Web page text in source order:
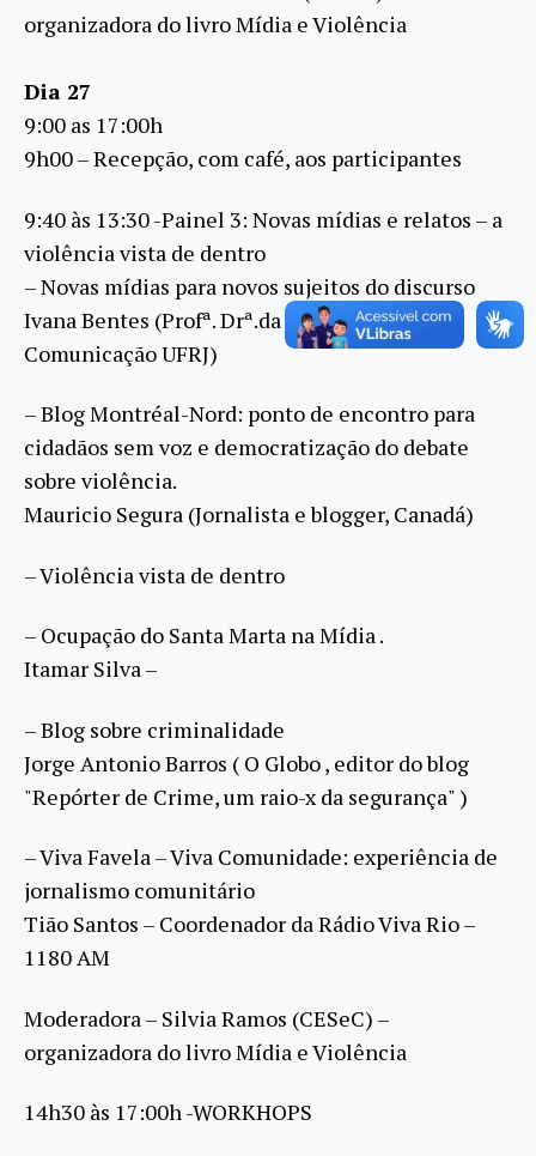
organizadora do livro Mídia e Violência
Dia 27
9:00 as 17:00h
9h00 – Recepção, com café, aos participantes
9:40 às 13:30 -Painel 3: Novas mídias e relatos – a
violência vista de dentro
– Novas mídias para novos sujeitos do discurso
Ivana Bentes (Profª. Drª.da Escola de
Comunicação UFRJ)
– Blog Montréal-Nord: ponto de encontro para
cidadãos sem voz e democratização do debate
sobre violência.
Mauricio Segura (Jornalista e blogger, Canadá)
– Violência vista de dentro
– Ocupação do Santa Marta na Mídia .
Itamar Silva –
– Blog sobre criminalidade
Jorge Antonio Barros ( O Globo , editor do blog
"Repórter de Crime, um raio-x da segurança" )
– Viva Favela – Viva Comunidade: experiência de
jornalismo comunitário
Tião Santos – Coordenador da Rádio Viva Rio –
1180 AM
Moderadora – Silvia Ramos (CESeC) –
organizadora do livro Mídia e Violência
14h30 às 17:00h -WORKHOPS